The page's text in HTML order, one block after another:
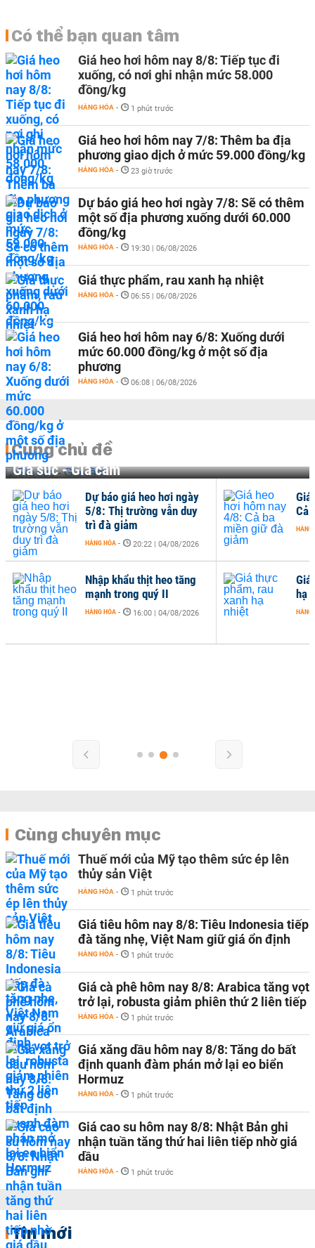
Có thể bạn quan tâm
Giá heo hơi hôm nay 8/8: Tiếp tục đi
xuống, có nơi ghi nhận mức 58.000
đồng/kg
HÀNG HÓA - 1 phút trước
Giá heo hơi hôm nay 7/8: Thêm ba địa
phương giao dịch ở mức 59.000 đồng/kg
HÀNG HÓA - 23 giờ trước
Dự báo giá heo hơi ngày 7/8: Sẽ có thêm
một số địa phương xuống dưới 60.000
đồng/kg
HÀNG HÓA - 19:30 | 06/08/2026
Giá thực phẩm, rau xanh hạ nhiệt
HÀNG HÓA - 06:55 | 06/08/2026
Giá heo hơi hôm nay 6/8: Xuống dưới
mức 60.000 đồng/kg ở một số địa
phương
HÀNG HÓA - 06:08 | 06/08/2026
Cùng chủ đề
Gia súc - Gia cầm
Giá
hạ
HÀNG
Dự báo giá heo hơi ngày
5/8: Thị trường vẫn duy
trì đà giảm
HÀNG HÓA - 20:22 | 04/08/2026
Nhập khẩu thịt heo tăng
mạnh trong quý II
HÀNG HÓA - 16:00 | 04/08/2026
Cả
HÀNG
Cùng chuyên mục
Thuế mới của Mỹ tạo thêm sức ép lên
thủy sản Việt
HÀNG HÓA - 1 phút trước
Giá tiêu hôm nay 8/8: Tiêu Indonesia tiếp
đà tăng nhẹ, Việt Nam giữ giá ổn định
HÀNG HÓA - 1 phút trước
Giá cà phê hôm nay 8/8: Arabica tăng vọt
trở lại, robusta giảm phiên thứ 2 liên tiếp
HÀNG HÓA - 1 phút trước
Giá xăng dầu hôm nay 8/8: Tăng do bất
định quanh đàm phán mở lại eo biển
Hormuz
HÀNG HÓA - 1 phút trước
Giá cao su hôm nay 8/8: Nhật Bản ghi
nhận tuần tăng thứ hai liên tiếp nhờ giá
dầu
HÀNG HÓA - 1 phút trước
Tin mới